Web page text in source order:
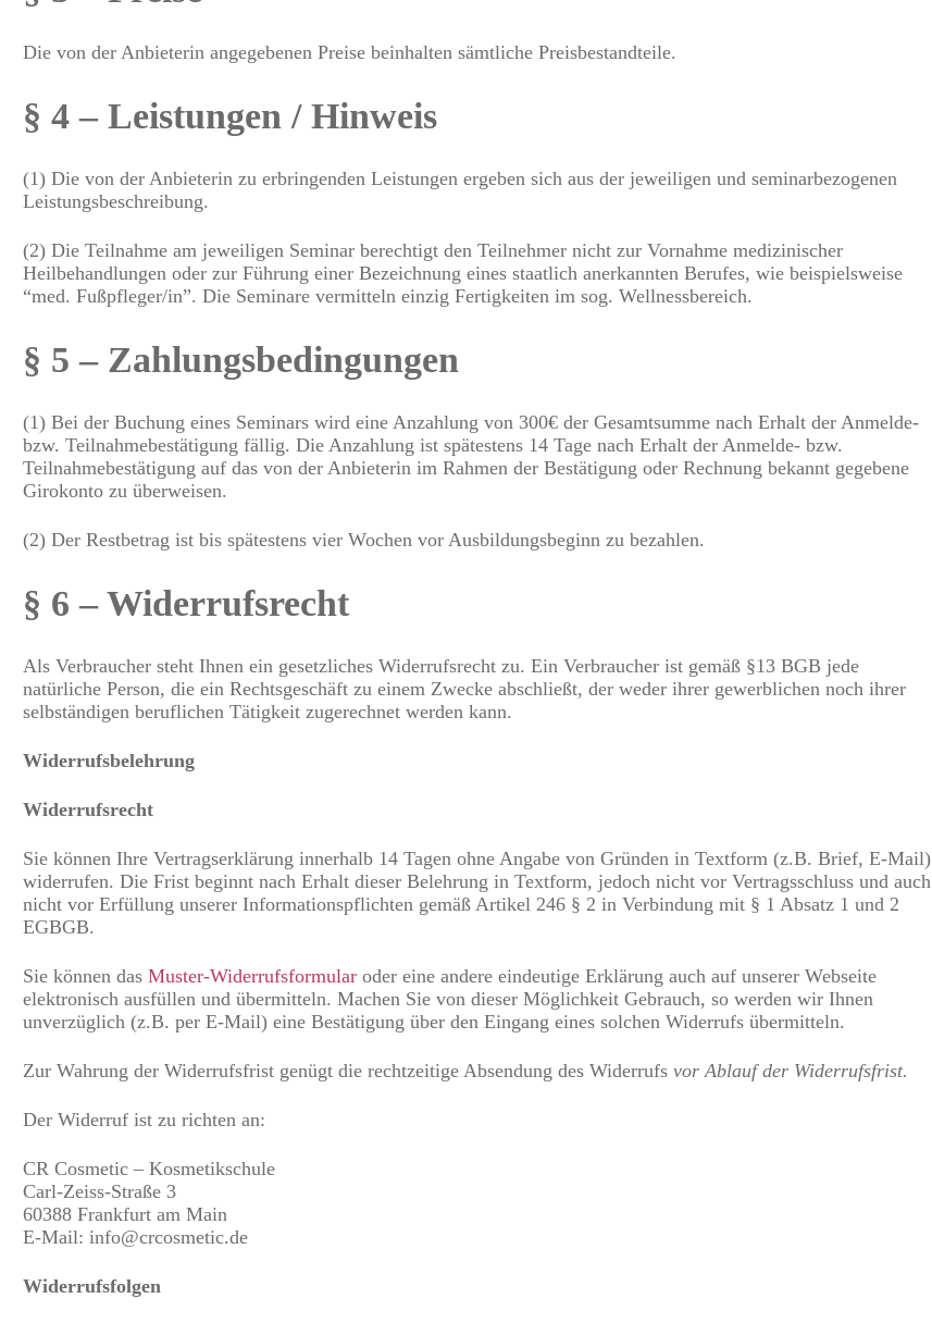
Die von der Anbieterin angegebenen Preise beinhalten sämtliche Preisbestandteile.
§ 4 – Leistungen / Hinweis
(1) Die von der Anbieterin zu erbringenden Leistungen ergeben sich aus der jeweiligen und seminarbezogenen
Leistungsbeschreibung.
(2) Die Teilnahme am jeweiligen Seminar berechtigt den Teilnehmer nicht zur Vornahme medizinischer
Heilbehandlungen oder zur Führung einer Bezeichnung eines staatlich anerkannten Berufes, wie beispielsweise
“med. Fußpfleger/in”. Die Seminare vermitteln einzig Fertigkeiten im sog. Wellnessbereich.
§ 5 – Zahlungsbedingungen
(1) Bei der Buchung eines Seminars wird eine Anzahlung von 300€ der Gesamtsumme nach Erhalt der Anmelde-
bzw. Teilnahmebestätigung fällig. Die Anzahlung ist spätestens 14 Tage nach Erhalt der Anmelde- bzw.
Teilnahmebestätigung auf das von der Anbieterin im Rahmen der Bestätigung oder Rechnung bekannt gegebene
Girokonto zu überweisen.
(2) Der Restbetrag ist bis spätestens vier Wochen vor Ausbildungsbeginn zu bezahlen.
§ 6 – Widerrufsrecht
Als Verbraucher steht Ihnen ein gesetzliches Widerrufsrecht zu. Ein Verbraucher ist gemäß §13 BGB jede
natürliche Person, die ein Rechtsgeschäft zu einem Zwecke abschließt, der weder ihrer gewerblichen noch ihrer
selbständigen beruflichen Tätigkeit zugerechnet werden kann.
Widerrufsbelehrung
Widerrufsrecht
Sie können Ihre Vertragserklärung innerhalb 14 Tagen ohne Angabe von Gründen in Textform (z.B. Brief, E-Mail)
widerrufen. Die Frist beginnt nach Erhalt dieser Belehrung in Textform, jedoch nicht vor Vertragsschluss und auch
nicht vor Erfüllung unserer Informationspflichten gemäß Artikel 246 § 2 in Verbindung mit § 1 Absatz 1 und 2
EGBGB.
Sie können das Muster-Widerrufsformular oder eine andere eindeutige Erklärung auch auf unserer Webseite
elektronisch ausfüllen und übermitteln. Machen Sie von dieser Möglichkeit Gebrauch, so werden wir Ihnen
unverzüglich (z.B. per E-Mail) eine Bestätigung über den Eingang eines solchen Widerrufs übermitteln.
Zur Wahrung der Widerrufsfrist genügt die rechtzeitige Absendung des Widerrufs vor Ablauf der Widerrufsfrist.
Der Widerruf ist zu richten an:
CR Cosmetic – Kosmetikschule
Carl-Zeiss-Straße 3
60388 Frankfurt am Main
E-Mail: info@crcosmetic.de
Widerrufsfolgen